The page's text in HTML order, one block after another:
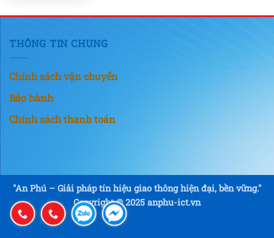
THÔNG TIN CHUNG
Chính sách vận chuyển
Bảo hành
Chính sách thanh toán
"An Phú – Giải pháp tín hiệu giao thông hiện đại, bền vững."
Copyright © 2025 anphu-ict.vn